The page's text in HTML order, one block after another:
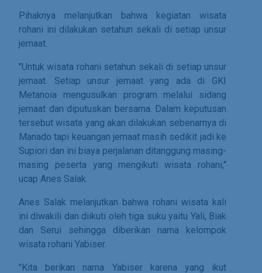
Pihaknya melanjutkan bahwa kegiatan wisata
rohani ini dilakukan setahun sekali di setiap unsur
jemaat.
"Untuk wisata rohani setahun sekali di setiap unsur
jemaat. Setiap unsur jemaat yang ada di GKI
Metanoia mengusulkan program melalui sidang
jemaat dan diputuskan bersama. Dalam keputusan
tersebut wisata yang akan dilakukan sebenarnya di
Manado tapi keuangan jemaat masih sedikit jadi ke
Supiori dan ini biaya perjalanan ditanggung masing-
masing peserta yang mengikuti wisata rohani,"
ucap Anes Salak.
Anes Salak melanjutkan bahwa rohani wisata kali
ini diwakili dan diikuti oleh tiga suku yaitu Yali, Biak
dan Serui sehingga diberikan nama kelompok
wisata rohani Yabiser.
"Kita berikan nama Yabiser karena yang ikut